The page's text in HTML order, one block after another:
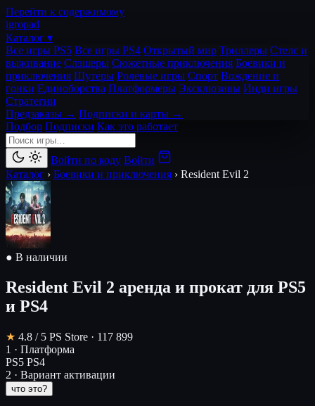
Перейти к содержимому
igropad
Каталог ▾
Все игры PS5 Все игры PS4 Открытый мир Триллеры Стелс и
выживание Слэшеры Сюжетные приключения Боевики и
приключения Шутеры Ролевые игры Спорт Вождение и
гонки Единоборства Платформеры Эксклюзивы Инди игры
Стратегии
Предзаказы → Подписки и карты →
Подбор Подписки Как это работает
Войти по коду Войти
Каталог › Боевики и приключения › Resident Evil 2
● В наличии
Resident Evil 2 аренда и прокат для PS5
и PS4
★ 4.8 / 5 PS Store · 117 899
1 · Платформа
PS5 PS4
2 · Вариант активации
что это?